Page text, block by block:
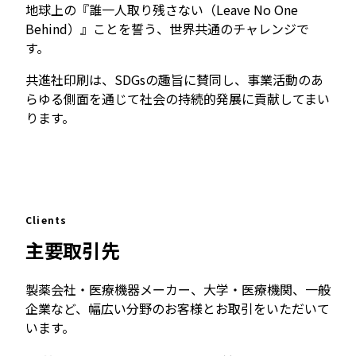
地球上の『誰一人取り残さない（Leave No One
Behind）』ことを誓う、世界共通のチャレンジで
す。
共進社印刷は、SDGsの趣旨に賛同し、事業活動のあ
らゆる側面を通じて社会の持続的発展に貢献してまい
ります。
Clients
主要取引先
製薬会社・医療機器メーカー、大学・医療機関、一般
企業など、幅広い分野のお客様とお取引をいただいて
います。